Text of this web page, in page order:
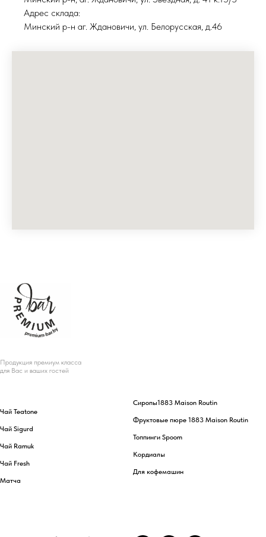
Адрес склада:
Минский р-н аг. Ждановичи, ул. Белорусская, д.46
Продукция премиум класса
для Вас и ваших гостей
Чай Teatone
Чай Sigurd
Чай Ramuk
Чай Fresh
Матча
Сиропы1883 Maison Routin
Фруктовые пюре 1883 Maison Routin
Топпинги Spoom
Кордиалы
Для кофемашин